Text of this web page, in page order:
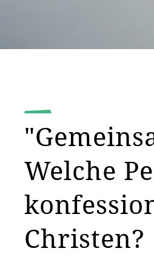
Welche
Christen?